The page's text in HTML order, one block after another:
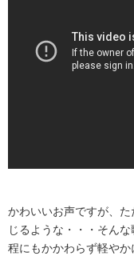
かわいいお声ですが、
じるような・・・そん
程にもかかわらず軽や